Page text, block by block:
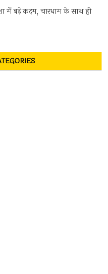
में बढ़े कदम, चारधाम के साथ ही